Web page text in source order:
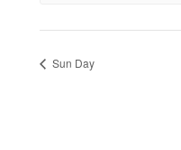
Sun Day